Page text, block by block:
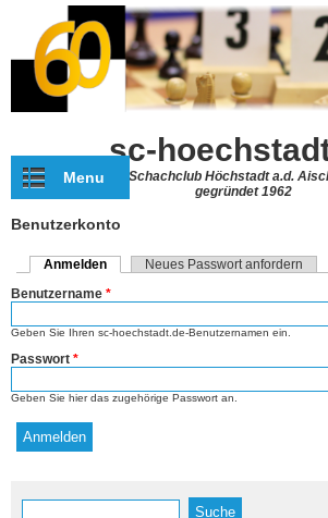
Direkt zum Inhalt
sc-
Schachclub Höchstadt a.d.
gegründet 1962
Menu
Benutzerkonto
Haupt-Reiter
Anmelden (aktiver Reiter)
Neues Passwort anfordern
Benutzername *
Geben Sie Ihren sc-hoechstadt.de-Benutzernamen ein.
Passwort *
Geben Sie hier das zugehörige Passwort an.
Suchformular
Suche